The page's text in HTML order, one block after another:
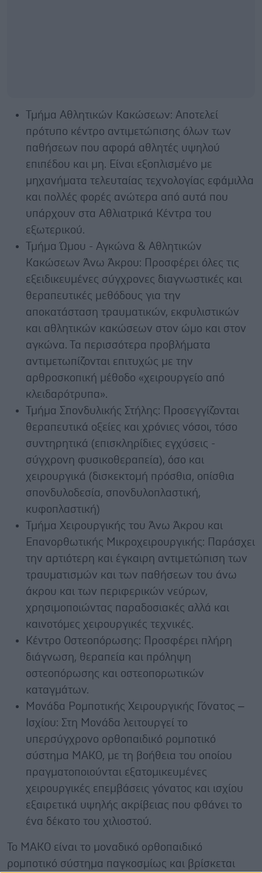
Τμήμα Αθλητικών Κακώσεων: Αποτελεί
πρότυπο κέντρο αντιμετώπισης όλων των
παθήσεων που αφορά αθλητές υψηλού
επιπέδου και μη. Είναι εξοπλισμένο με
μηχανήματα τελευταίας τεχνολογίας εφάμιλλα
και πολλές φορές ανώτερα από αυτά που
υπάρχουν στα Αθλιατρικά Κέντρα του
εξωτερικού.
Τμήμα Ώμου - Αγκώνα & Αθλητικών
Κακώσεων Άνω Άκρου: Προσφέρει όλες τις
εξειδικευμένες σύγχρονες διαγνωστικές και
θεραπευτικές μεθόδους για την
αποκατάσταση τραυματικών, εκφυλιστικών
και αθλητικών κακώσεων στον ώμο και στον
αγκώνα. Τα περισσότερα προβλήματα
αντιμετωπίζονται επιτυχώς με την
αρθροσκοπική μέθοδο «χειρουργείο από
κλειδαρότρυπα».
Τμήμα Σπονδυλικής Στήλης: Προσεγγίζονται
θεραπευτικά οξείες και χρόνιες νόσοι, τόσο
συντηρητικά (επισκληρίδιες εγχύσεις -
σύγχρονη φυσικοθεραπεία), όσο και
χειρουργικά (δισκεκτομή πρόσθια, οπίσθια
σπονδυλοδεσία, σπονδυλοπλαστική,
κυφοπλαστική)
Τμήμα Χειρουργικής του Άνω Άκρου και
Επανορθωτικής Μικροχειρουργικής: Παράσχει
την αρτιότερη και έγκαιρη αντιμετώπιση των
τραυματισμών και των παθήσεων του άνω
άκρου και των περιφερικών νεύρων,
χρησιμοποιώντας παραδοσιακές αλλά και
καινοτόμες χειρουργικές τεχνικές.
Κέντρο Οστεοπόρωσης: Προσφέρει πλήρη
διάγνωση, θεραπεία και πρόληψη
οστεοπόρωσης και οστεοπορωτικών
καταγμάτων.
Μονάδα Ρομποτικής Χειρουργικής Γόνατος –
Ισχίου: Στη Μονάδα λειτουργεί το
υπερσύγχρονο ορθοπαιδικό ρομποτικό
σύστημα MAKΟ, με τη βοήθεια του οποίου
πραγματοποιούνται εξατομικευμένες
χειρουργικές επεμβάσεις γόνατος και ισχίου
εξαιρετικά υψηλής ακρίβειας που φθάνει το
ένα δέκατο του χιλιοστού.
Το MAKO είναι το μοναδικό ορθοπαιδικό
ρομποτικό σύστημα παγκοσμίως και βρίσκεται